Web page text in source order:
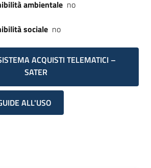
ambientale no
sociale no
ACQUISTI TELEMATICI –
SATER
ALL'USO